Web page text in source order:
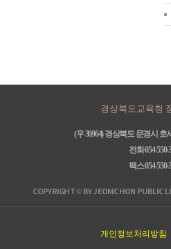
경상북도교육청
(우 36964) 경상북도 문경시 호
전화 054-550-
팩스 054-550-
COPYRIGHT © BY JEOMCHON PUBLIC
개인정보처리방침